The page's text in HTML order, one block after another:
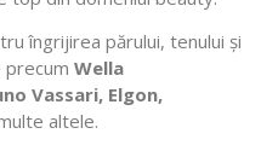
îngrijirea părului, tenului și
precum Wella
Vassari, Elgon,
altele.